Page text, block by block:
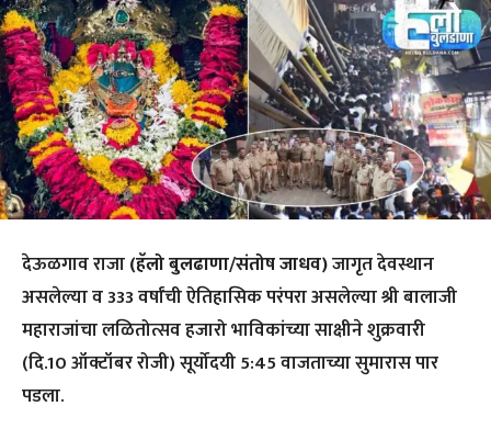
देऊळगाव राजा(हॅलो बुलढाणा/संतोष जाधव)जागृत देवस्थान
असलेल्या व 333 वर्षांची ऐतिहासिक परंपरा असलेल्या श्री बालाजी
महाराजांचा लळितोत्सव हजारो भाविकांच्या साक्षीने शुक्रवारी
(दि.10 ऑक्टॉबर रोजी) सूर्योदयी 5:45 वाजताच्या सुमारास पार
पडला.